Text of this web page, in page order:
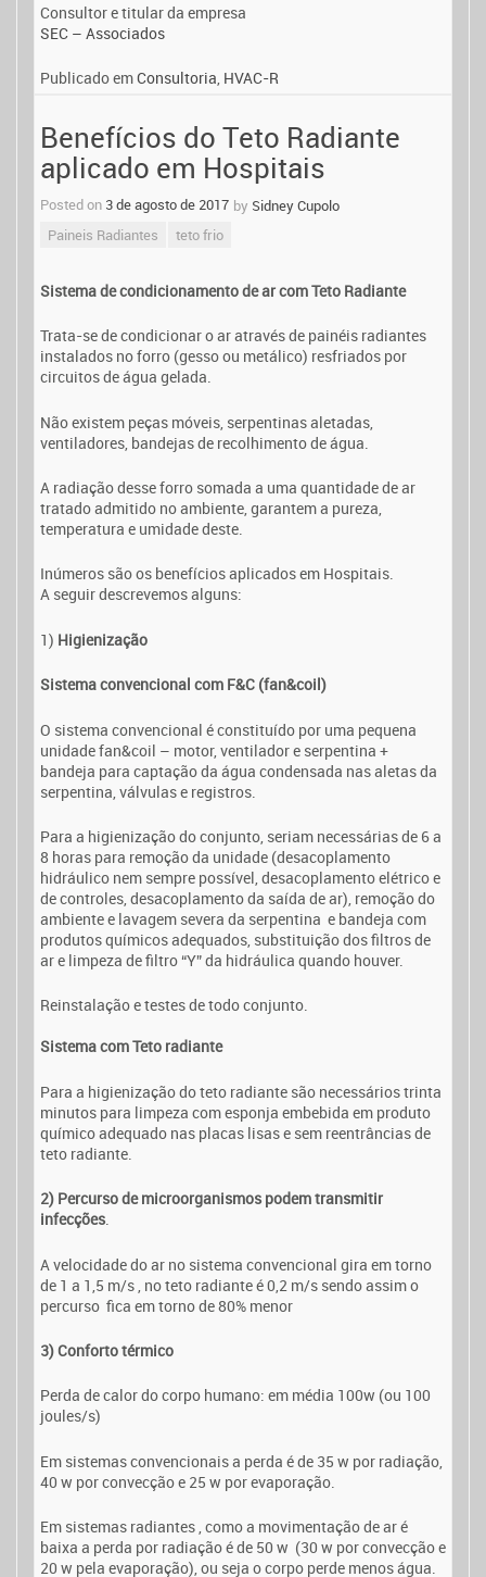
Consultor e titular da empresa
SEC – Associados
Publicado emConsultoria, HVAC-R
Benefícios do Teto Radiante
aplicado em Hospitais
Posted on 3 de agosto de 2017 by Sidney Cupolo
Paineis Radiantes
teto frio
Sistema de condicionamento de ar com Teto Radiante
Trata-se de condicionar o ar através de painéis radiantes
instalados no forro (gesso ou metálico) resfriados por
circuitos de água gelada.
Não existem peças móveis, serpentinas aletadas,
ventiladores, bandejas de recolhimento de água.
A radiação desse forro somada a uma quantidade de ar
tratado admitido no ambiente, garantem a pureza,
temperatura e umidade deste.
Inúmeros são os benefícios aplicados em Hospitais.
A seguir descrevemos alguns:
1) Higienização
Sistema convencional com F&C (fan&coil)
O sistema convencional é constituído por uma pequena
unidade fan&coil – motor, ventilador e serpentina +
bandeja para captação da água condensada nas aletas da
serpentina, válvulas e registros.
Para a higienização do conjunto, seriam necessárias de 6 a
8 horas para remoção da unidade (desacoplamento
hidráulico nem sempre possível, desacoplamento elétrico e
de controles, desacoplamento da saída de ar), remoção do
ambiente e lavagem severa da serpentina e bandeja com
produtos químicos adequados, substituição dos filtros de
ar e limpeza de filtro “Y” da hidráulica quando houver.
Reinstalação e testes de todo conjunto.
Sistema com Teto radiante
Para a higienização do teto radiante são necessários trinta
minutos para limpeza com esponja embebida em produto
químico adequado nas placas lisas e sem reentrâncias de
teto radiante.
2) Percurso de microorganismos podem transmitir
infecções.
A velocidade do ar no sistema convencional gira em torno
de 1 a 1,5 m/s , no teto radiante é 0,2 m/s sendo assim o
percurso fica em torno de 80% menor
3) Conforto térmico
Perda de calor do corpo humano: em média 100w (ou 100
joules/s)
Em sistemas convencionais a perda é de 35 w por radiação,
40 w por convecção e 25 w por evaporação.
Em sistemas radiantes , como a movimentação de ar é
baixa a perda por radiação é de 50 w (30 w por convecção e
20 w pela evaporação), ou seja o corpo perde menos água.